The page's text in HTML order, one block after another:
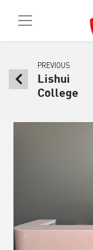
PREVIOUS
Lishui
College